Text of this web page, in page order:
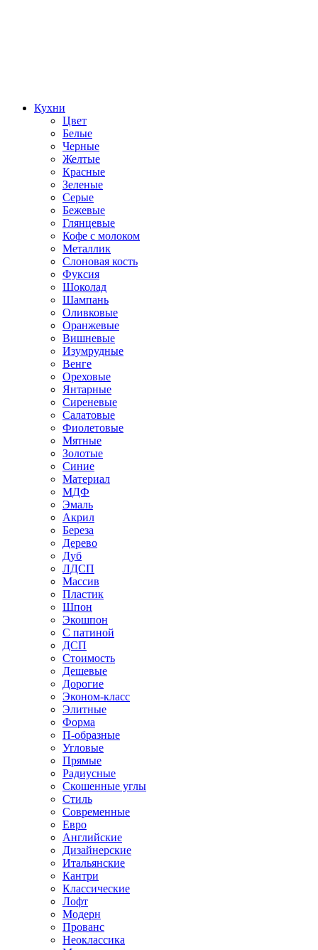
Кухни
Цвет
Белые
Черные
Желтые
Красные
Зеленые
Серые
Бежевые
Глянцевые
Кофе с молоком
Металлик
Слоновая кость
Фуксия
Шоколад
Шампань
Оливковые
Оранжевые
Вишневые
Изумрудные
Венге
Ореховые
Янтарные
Сиреневые
Салатовые
Фиолетовые
Мятные
Золотые
Синие
Материал
МДФ
Эмаль
Акрил
Береза
Дерево
Дуб
ЛДСП
Массив
Пластик
Шпон
Экошпон
С патиной
ДСП
Стоимость
Дешевые
Дорогие
Эконом-класс
Элитные
Форма
П-образные
Угловые
Прямые
Радиусные
Скошенные углы
Стиль
Современные
Евро
Английские
Дизайнерские
Итальянские
Кантри
Классические
Лофт
Модерн
Прованс
Неоклассика